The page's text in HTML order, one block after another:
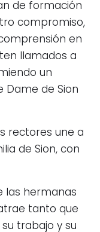
de formación
compromiso,
en
llamados a
un
Dame de Sion
rectores une a
de Sion, con
las hermanas
tanto que
trabajo y su